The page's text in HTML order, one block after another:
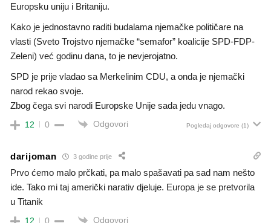
Europsku uniju i Britaniju.
Kako je jednostavno raditi budalama njemačke političare na
vlasti (Sveto Trojstvo njemačke “semafor” koalicije SPD-FDP-
Zeleni) već godinu dana, to je nevjerojatno.
SPD je prije vladao sa Merkelinim CDU, a onda je njemački
narod rekao svoje.
Zbog čega svi narodi Europske Unije sada jedu vnago.
12 0 Odgovori Pogledaj odgovore (1)
darijoman 3 godine prije
Prvo ćemo malo prčkati, pa malo spašavati pa sad nam nešto
ide. Tako mi taj američki narativ djeluje. Europa je se pretvorila
u Titanik
12 0 Odgovori